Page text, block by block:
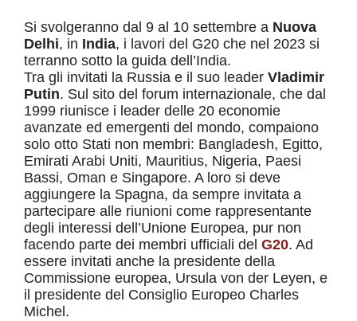
Si svolgeranno dal 9 al 10 settembre a Nuova
Delhi, in India, i lavori del G20 che nel 2023 si
terranno sotto la guida dell’India.
Tra gli invitati la Russia e il suo leader Vladimir
Putin. Sul sito del forum internazionale, che dal
1999 riunisce i leader delle 20 economie
avanzate ed emergenti del mondo, compaiono
solo otto Stati non membri: Bangladesh, Egitto,
Emirati Arabi Uniti, Mauritius, Nigeria, Paesi
Bassi, Oman e Singapore. A loro si deve
aggiungere la Spagna, da sempre invitata a
partecipare alle riunioni come rappresentante
degli interessi dell’Unione Europea, pur non
facendo parte dei membri ufficiali del G20. Ad
essere invitati anche la presidente della
Commissione europea, Ursula von der Leyen, e
il presidente del Consiglio Europeo Charles
Michel.